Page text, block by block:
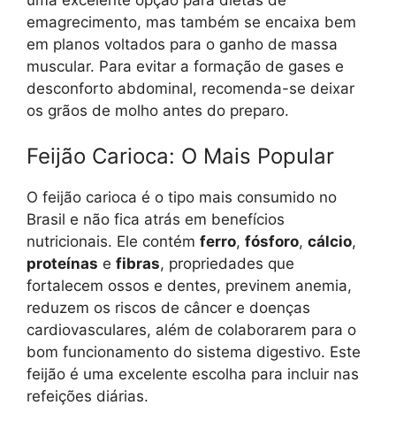
emagrecimento, mas também se encaixa bem
em planos voltados para o ganho de massa
muscular. Para evitar a formação de gases e
desconforto abdominal, recomenda-se deixar
os grãos de molho antes do preparo.
Feijão Carioca: O Mais Popular
O feijão carioca é o tipo mais consumido no
Brasil e não fica atrás em benefícios
nutricionais. Ele contém ferro, fósforo, cálcio,
proteínas e fibras, propriedades que
fortalecem ossos e dentes, previnem anemia,
reduzem os riscos de câncer e doenças
cardiovasculares, além de colaborarem para o
bom funcionamento do sistema digestivo. Este
feijão é uma excelente escolha para incluir nas
refeições diárias.